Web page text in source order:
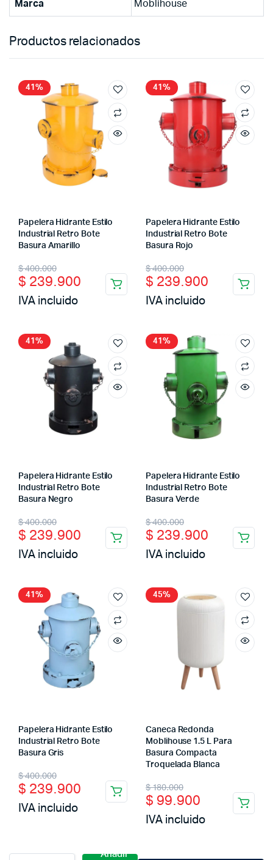
Marca Moblihouse
Productos relacionados
41%
Papelera Hidrante Estilo
Industrial Retro Bote
Basura Amarillo
$400.000
Original
price
was:
$ 239.900
Current
price
is:
IVA incluido
41%
Papelera Hidrante Estilo
Industrial Retro Bote
Basura Rojo
$400.000
Original
price
was:
$ 239.900
Current
price
is:
IVA incluido
41%
Papelera Hidrante Estilo
Industrial Retro Bote
Basura Negro
$400.000
Original
price
was:
$ 239.900
Current
price
is:
IVA incluido
41%
Papelera Hidrante Estilo
Industrial Retro Bote
Basura Verde
$400.000
Original
price
was:
$ 239.900
Current
price
is:
IVA incluido
41%
Papelera Hidrante Estilo
Industrial Retro Bote
Basura Gris
$400.000
Original
price
was:
$ 239.900
Current
price
is:
IVA incluido
45%
Caneca Redonda
Moblihouse 1.5 L Para
Basura Compacta
Troquelada Blanca
$180.000
Original
price
was:
$ 99.900
Current
price
is:
IVA incluido
Añadir